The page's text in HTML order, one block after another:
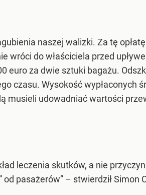
naszej walizki. Za tę
wróci do właściciela przed
euro za dwie sztuki bagażu.
czasu. Wysokość wypłaconych
musieli udowadniać wartości
leczenia skutków, a nie
pasażerów” – stwierdził Simon